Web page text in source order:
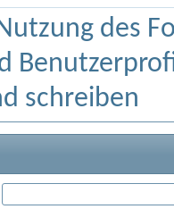
des
schreiben